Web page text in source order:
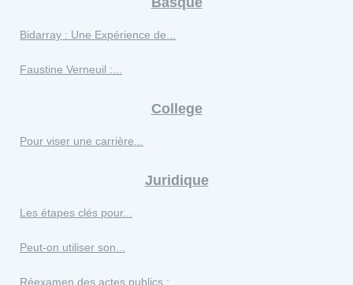
Bidarray : Une Expérience de...
Faustine Verneuil :...
College
Pour viser une carrière...
Juridique
Les étapes clés pour...
Peut-on utiliser son...
Réexamen des actes publics :...